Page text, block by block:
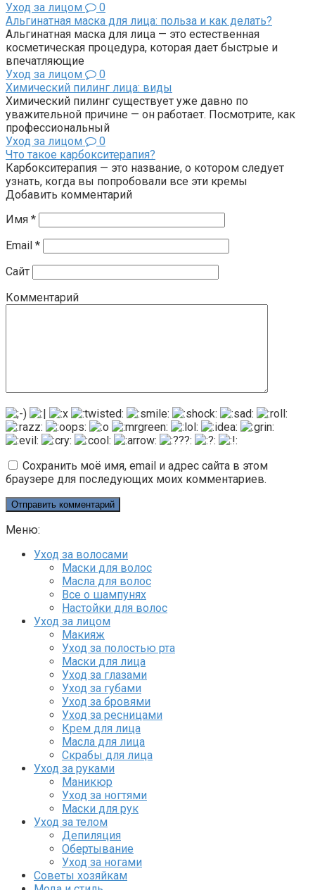
Уход за лицом
0
Альгинатная маска для лица: польза и как делать?
Альгинатная маска для лица — это естественная
косметическая процедура, которая дает быстрые и
впечатляющие
Уход за лицом
0
Химический пилинг лица: виды
Химический пилинг существует уже давно по
уважительной причине — он работает. Посмотрите, как
профессиональный
Уход за лицом
0
Что такое карбокситерапия?
Карбокситерапия — это название, о котором следует
узнать, когда вы попробовали все эти кремы
Добавить комментарий
Имя *
Email *
Сайт
Комментарий
Сохранить моё имя, email и адрес сайта в этом
браузере для последующих моих комментариев.
Меню:
Уход за волосами
Маски для волос
Масла для волос
Все о шампунях
Настойки для волос
Уход за лицом
Макияж
Уход за полостью рта
Маски для лица
Уход за глазами
Уход за губами
Уход за бровями
Уход за ресницами
Крем для лица
Масла для лица
Скрабы для лица
Уход за руками
Маникюр
Уход за ногтями
Маски для рук
Уход за телом
Депиляция
Обертывание
Уход за ногами
Советы хозяйкам